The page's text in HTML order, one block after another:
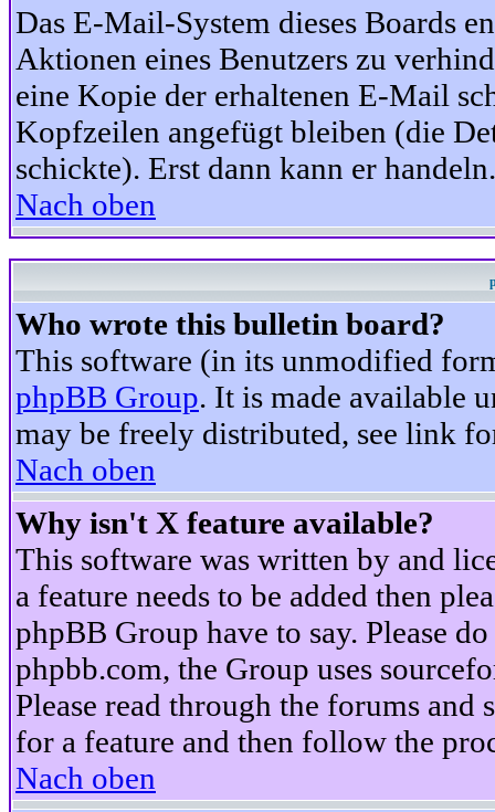
Das E-Mail-System dieses Boards
Aktionen eines Benutzers zu
eine Kopie der erhaltenen E-Mail
Kopfzeilen angefügt bleiben (die
schickte). Erst dann kann er handeln.
Nach oben
Who wrote this bulletin board?
This software (in its unmodified
phpBB Group. It is made available
may be freely distributed, see link
Nach oben
Why isn't X feature available?
This software was written by and
a feature needs to be added then
phpBB Group have to say. Please
phpbb.com, the Group uses
Please read through the forums
for a feature and then follow the
Nach oben